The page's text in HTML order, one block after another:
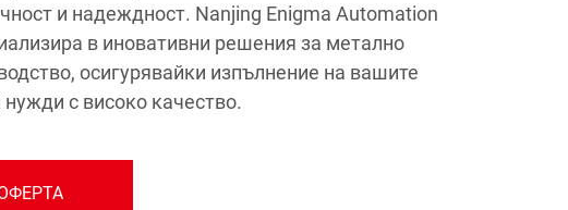
и надеждност. Nanjing Enigma Automation
в иновативни решения за метално
осигурявайки изпълнение на вашите
с високо качество.